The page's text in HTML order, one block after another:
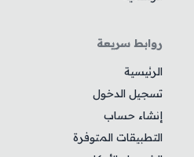
روابط سريعة
الرئيسية
تسجيل الدخول
إنشاء حساب
التطبيقات المتوفرة